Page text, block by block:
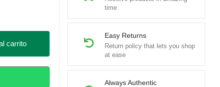
time
Easy Returns
Return policy that lets you shop
at ease
Always Authentic
carrito